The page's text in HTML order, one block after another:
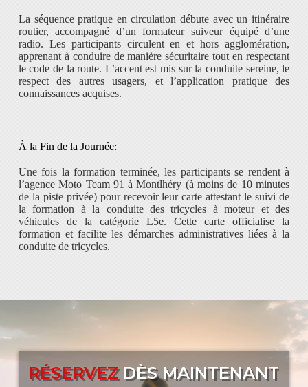
La séquence pratique en circulation débute avec un itinéraire
routier, accompagné d’un formateur suiveur équipé d’une
radio. Les participants circulent en et hors agglomération,
apprenant à conduire de manière sécuritaire tout en respectant
le code de la route. L’accent est mis sur la conduite sereine, le
respect des autres usagers, et l’application pratique des
connaissances acquises.
À la Fin de la Journée:
Une fois la formation terminée, les participants se rendent à
l’agence Moto Team 91 à Montlhéry (à moins de 10 minutes
de la piste privée) pour recevoir leur carte attestant le suivi de
la formation à la conduite des tricycles à moteur et des
véhicules de la catégorie L5e. Cette carte officialise la
formation et facilite les démarches administratives liées à la
conduite de tricycles.
RÉSERVEZ DÈS MAINTENANT